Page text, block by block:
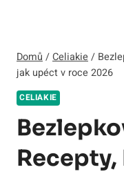
Domů /Celiakie /
jak upéct v roce 2026
CELIAKIE